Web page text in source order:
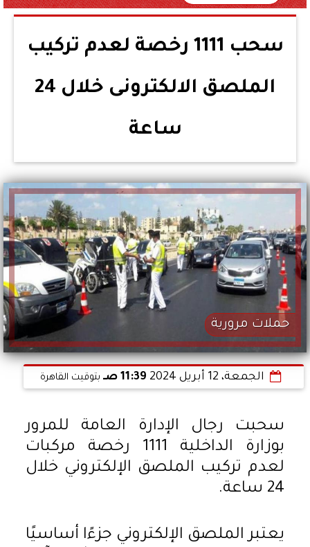
سحب 1111 رخصة لعدم تركيب
الملصق الالكترونى خلال 24
ساعة
حملات مرورية
الجمعة، 12 أبريل 2024 11:39 صـ بتوقيت القاهرة
سحبت رجال الإدارة العامة للمرور
بوزارة الداخلية 1111 رخصة مركبات
لعدم تركيب الملصق الإلكتروني خلال
24 ساعة.
يعتبر الملصق الإلكتروني جزءًا أساسيًا